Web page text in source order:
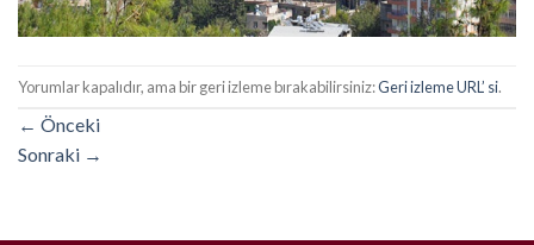
Yorumlar kapalıdır, ama bir geri izleme bırakabilirsiniz:Geri izleme URL’ si.
← Önceki
Sonraki →